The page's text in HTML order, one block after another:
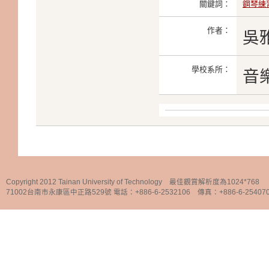
關鍵詞： 鋼琴練
作者： 吳
學校系所： 音
Copyright 2012 Tainan University of Technology 最佳觀賞解析度為1024*768
71002台南市永康區中正路529號 電話：+886-6-2532106 傳真：+886-6-